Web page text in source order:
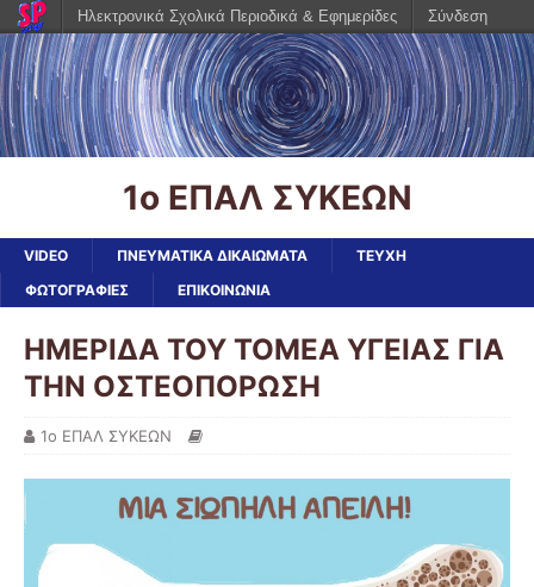
1ο ΕΠΑΛ ΣΥΚΕΩΝ
VIDEO ΠΝΕΥΜΑΤΙΚΑ ΔΙΚΑΙΩΜΑΤΑ
ΤΕΥΧΗ
ΦΩΤΟΓΡΑΦΙΕΣ
ΕΠΙΚΟΙΝΩΝΙΑ
ΗΜΕΡΙΔΑ ΤΟΥ ΤΟΜΕΑ ΥΓΕΙΑΣ ΓΙΑ
ΤΗΝ ΟΣΤΕΟΠΟΡΩΣΗ
1ο ΕΠΑΛ ΣΥΚΕΩΝ
Ηλεκτρονικά Σχολικά Περιοδικά & Εφημερίδες Σύνδεση